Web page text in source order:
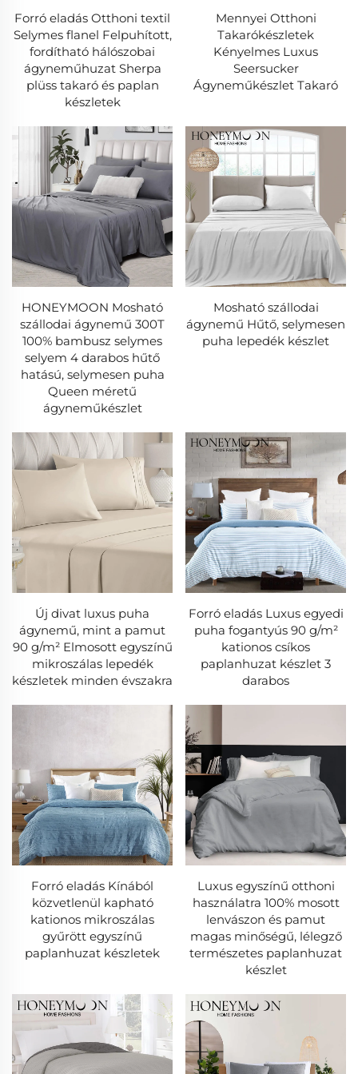
kényelmes alvásért.
- Antibakteriális és nedvességet elvezető anyagok
higiénikus alvásért.
- Környezetbarát festékek és OEKO-TEX®
fenntartható alvásmegoldásokhoz.
4. Testreszabás és nagykereskedelmi ellátási
lehetőségek
- Tömeges testreszabás szállodák, üdülők és
nagykereskedők számára.
méretekkel és csomagolással.
- Versenyképes, gyártóhelyi árak gyors nemzetközi
szállítással.
1. Ágyneműk
- Beállítható, lapos és párnahuzat készletek 200-1000
fonálszám között.
- Selyem, pamut és jersey szövetek különböző alvási
preferenciákhoz.
- Mély zsebek matracokhoz legfeljebb 18 colos
2. Takarók
- Könnyű, mégis meleg – libatollal, selyemmel vagy
mikroszálas töltelékkel.
- Dobozöltéses kialakítás a csomósodás és az
egyenletes tölteteloszlás megelőzésére.
- Allergénmentes változatok is elérhetők.
3. Takaróhuzatok
- Elegáns dizájn – egyszínű, mintás és hímzett
változatban.
- Rejtett cipzárok és gombzárok biztonságos
illeszkedésért.
- Mosógépben mosható és színtartó.
4. Takarók
- Légáteresztő és könnyű, évszakok között is
használható.
Forró eladás Otthoni textil
Selymes flanel Felpuhított,
fordítható hálószobai
ágyneműhuzat Sherpa
plüss takaró és paplan
készletek
Mennyei Otthoni
Takarókészletek
Kényelmes Luxus
Seersucker
Ágyneműkészlet Takaró
HONEYMOON Mosható
szállodai ágynemű 300T
100% bambusz selymes
selyem 4 darabos hűtő
hatású, selymesen puha
Queen méretű
ágyneműkészlet
Mosható szállodai
ágynemű Hűtő, selymesen
puha lepedék készlet
Új divat luxus puha
ágynemű, mint a pamut
90 g/m² Elmosott egyszínű
mikroszálas lepedék
készletek minden évszakra
Forró eladás Luxus egyedi
puha fogantyús 90 g/m²
kationos csíkos
paplanhuzat készlet 3
darabos
Forró eladás Kínából
közvetlenül kapható
kationos mikroszálas
gyűrött egyszínű
paplanhuzat készletek
Luxus egyszínű otthoni
használatra 100% mosott
lenvászon és pamut
magas minőségű, lélegző
természetes paplanhuzat
készlet